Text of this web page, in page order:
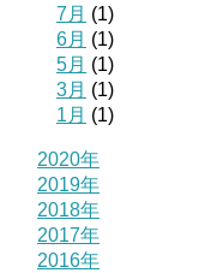
7月 (1)
6月 (1)
5月 (1)
3月 (1)
1月 (1)
2020年
2019年
2018年
2017年
2016年